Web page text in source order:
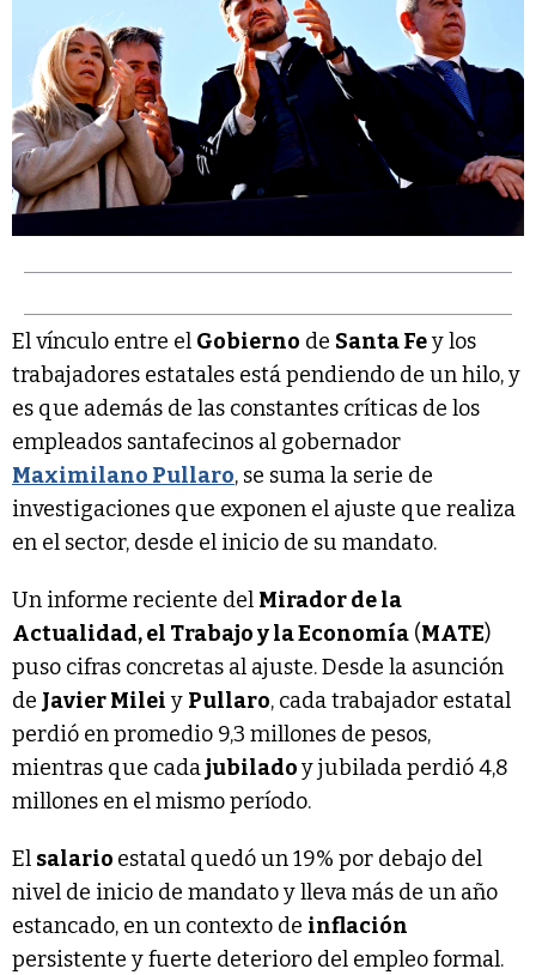
El vínculo entre el Gobierno de Santa Fey los
trabajadores estatales está pendiendo de un hilo, y
es que además de las constantes críticas de los
empleados santafecinos al gobernador
Maximilano Pullaro, se suma la serie de
investigaciones que exponen el ajuste que realiza
en el sector, desde el inicio de su mandato.
Un informe reciente del Mirador de la
Actualidad, el Trabajo y la Economía (MATE)
puso cifras concretas al ajuste. Desde la asunción
de Javier Milei y Pullaro, cada trabajador estatal
perdió en promedio 9,3 millones de pesos,
mientras que cadajubiladoy jubilada perdió 4,8
millones en el mismo período.
El salario estatal quedó un 19% por debajo del
nivel de inicio de mandato y lleva más de un año
estancado, en un contexto de inflación
persistente y fuerte deterioro del empleo formal.